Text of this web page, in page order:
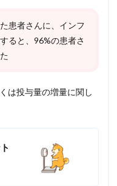
患者さんに、インフ
ると、96%の患者さ
は投与量の増量に関し